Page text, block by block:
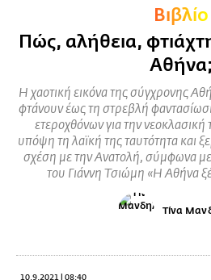
Βιβλίο
Πώς, αλήθεια,
Αθήνα;
Η χαοτική εικόνα της σύγχρονης
φτάνουν έως τη στρεβλή
ετεροχθόνων για την
υπόψη τη λαϊκή της ταυτότητα και
σχέση με την Ανατολή, σύμφωνα με
του Γιάννη Τσιώμη «Η Αθήνα
10.9.2021 | 08:40
Τίνα